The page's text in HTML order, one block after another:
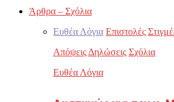
Άρθρα – Σχόλια
Ευθέα Λόγια Επιστολές
Απόψεις Δηλώσεις Σχόλια
Ευθέα Λόγια